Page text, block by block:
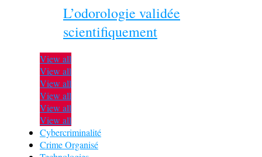
L’odorologie validée
scientifiquement
View all
View all
View all
View all
View all
View all
Cybercriminalité
Crime Organisé